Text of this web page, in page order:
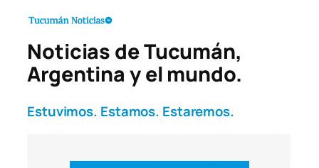
Noticias de Tucumán,
Argentina y el mundo.
Estuvimos. Estamos. Estaremos.